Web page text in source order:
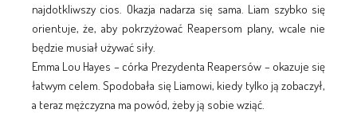
najdotkliwszy cios. Okazja nadarza się sama. Liam szybko się
orientuje, że, aby pokrzyżować Reapersom plany, wcale nie
będzie musiał używać siły.
Emma Lou Hayes – córka Prezydenta Reapersów – okazuje się
łatwym celem. Spodobała się Liamowi, kiedy tylko ją zobaczył,
a teraz mężczyzna ma powód, żeby ją sobie wziąć.